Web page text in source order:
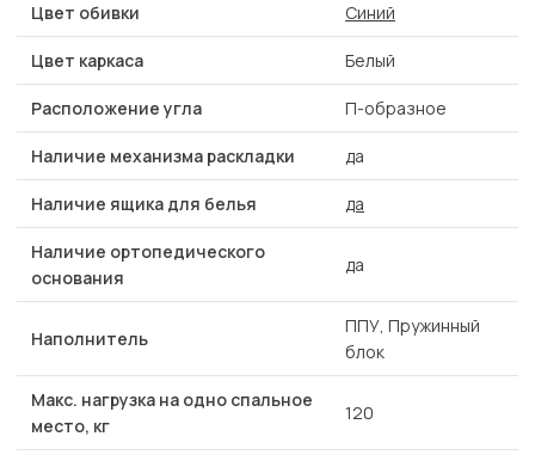
Цвет обивки Синий
Цвет каркаса Белый
Расположение угла П-образное
Наличие механизма раскладки да
Наличие ящика для белья да
Наличие ортопедического
основания
да
Наполнитель
ППУ, Пружинный
блок
Макс. нагрузка на одно спальное
место, кг
120